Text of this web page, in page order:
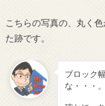
こちらの写真の、丸く
た跡です。
ブロック
な・・・。